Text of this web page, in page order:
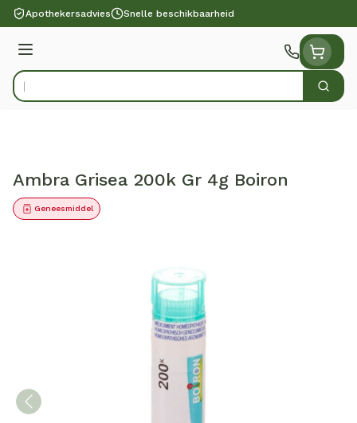
Ga naar de inhoud
Apothekersadvies Snelle beschikbaarheid
Menu
Product, merk, categorie... Zoek
Ambra Grisea 200k Gr 4g Boiron
Geneesmiddel